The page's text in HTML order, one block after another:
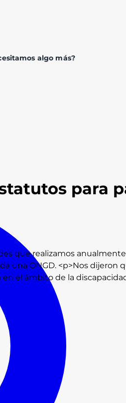
algo más?
para
que realizamos
una ONGD. <p>Nos dijeron
el ámbito de la